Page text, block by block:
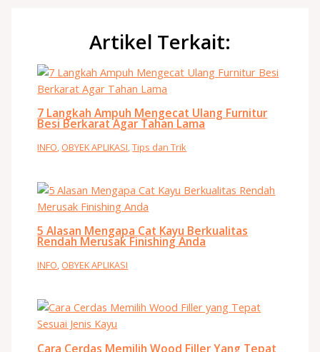
Artikel Terkait:
7 Langkah Ampuh Mengecat Ulang Furnitur
Besi Berkarat Agar Tahan Lama
INFO, OBYEK APLIKASI,Tips dan Trik
5 Alasan Mengapa Cat Kayu Berkualitas
Rendah Merusak Finishing Anda
INFO OBYEK APLIKASI
Cara Cerdas Memilih Wood Filler Yang Tepat